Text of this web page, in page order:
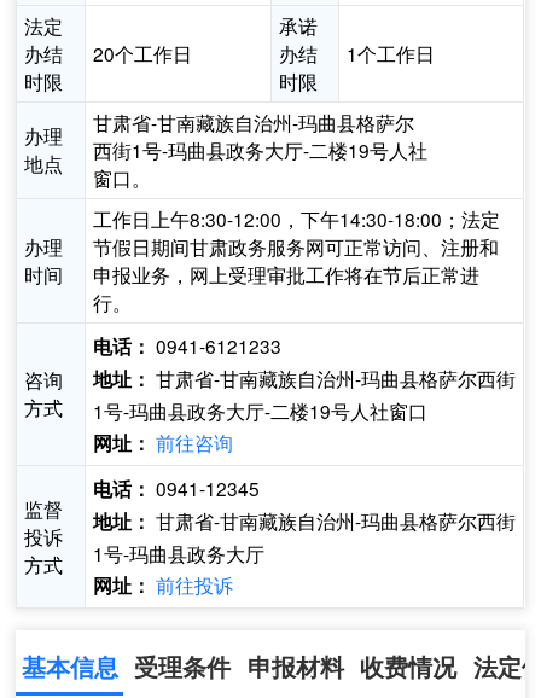
法定
办结
时限
20个工作日
承诺
办结
时限
1个工作日
办理
地点
甘肃省-甘南藏族自治州-玛曲县格萨尔
西街1号-玛曲县政务大厅-二楼19号人社
窗口。
办理
时间
工作日上午8:30-12:00，下午14:30-18:00；法定
节假日期间甘肃政务服务网可正常访问、注册和
申报业务，网上受理审批工作将在节后正常进
行。
咨询
方式
电话： 0941-6121233
地址： 甘肃省-甘南藏族自治州-玛曲县格萨尔西街
1号-玛曲县政务大厅-二楼19号人社窗口
网址： 前往咨询
监督
投诉
方式
电话： 0941-12345
地址： 甘肃省-甘南藏族自治州-玛曲县格萨尔西街
1号-玛曲县政务大厅
网址： 前往投诉
基本信息 受理条件 申报材料 收费情况 法定